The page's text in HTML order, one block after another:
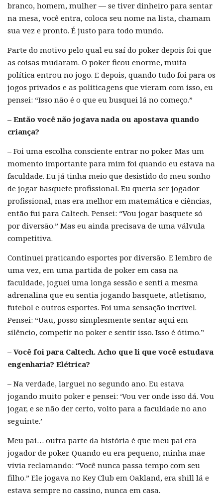
branco, homem, mulher — se tiver dinheiro para sentar
na mesa, você entra, coloca seu nome na lista, chamam
sua vez e pronto. É justo para todo mundo.
Parte do motivo pelo qual eu saí do poker depois foi que
as coisas mudaram. O poker ficou enorme, muita
política entrou no jogo. E depois, quando tudo foi para os
jogos privados e as politicagens que vieram com isso, eu
pensei: “Isso não é o que eu busquei lá no começo.”
– Então você não jogava nada ou apostava quando
criança?
– Foi uma escolha consciente entrar no poker. Mas um
momento importante para mim foi quando eu estava na
faculdade. Eu já tinha meio que desistido do meu sonho
de jogar basquete profissional. Eu queria ser jogador
profissional, mas era melhor em matemática e ciências,
então fui para Caltech. Pensei: “Vou jogar basquete só
por diversão.” Mas eu ainda precisava de uma válvula
competitiva.
Continuei praticando esportes por diversão. E lembro de
uma vez, em uma partida de poker em casa na
faculdade, joguei uma longa sessão e senti a mesma
adrenalina que eu sentia jogando basquete, atletismo,
futebol e outros esportes. Foi uma sensação incrível.
Pensei: “Uau, posso simplesmente sentar aqui em
silêncio, competir no poker e sentir isso. Isso é ótimo.”
– Você foi para Caltech. Acho que li que você estudava
engenharia? Elétrica?
– Na verdade, larguei no segundo ano. Eu estava
jogando muito poker e pensei: ‘Vou ver onde isso dá. Vou
jogar, e se não der certo, volto para a faculdade no ano
seguinte.’
Meu pai… outra parte da história é que meu pai era
jogador de poker. Quando eu era pequeno, minha mãe
vivia reclamando: “Você nunca passa tempo com seu
filho.” Ele jogava no Key Club em Oakland, era shill lá e
estava sempre no cassino, nunca em casa.